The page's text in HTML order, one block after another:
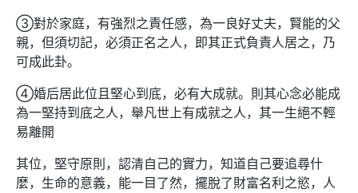
③對於家庭，有強烈之責任感，為一良好丈夫，賢能的父
親，但須切記，必須正名之人，即其正式負責人居之，乃
可成此卦。
④婚后居此位且堅心到底，必有大成就。則其心念必能成
為一堅持到底之人，舉凡世上有成就之人，其一生絕不輕
易離開
其位，堅守原則，認清自己的實力，知道自己要追尋什
麼，生命的意義，能一目了然，擺脫了財富名利之慾，人